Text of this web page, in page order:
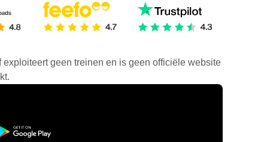
geen treinen en is geen officiële website